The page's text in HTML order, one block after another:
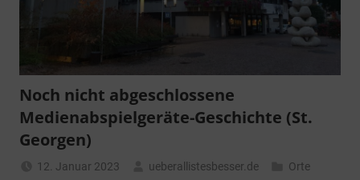
Noch nicht abgeschlossene
Medienabspielgeräte-Geschichte (St.
Georgen)
12. Januar 2023 ueberallistesbesser.de Orte